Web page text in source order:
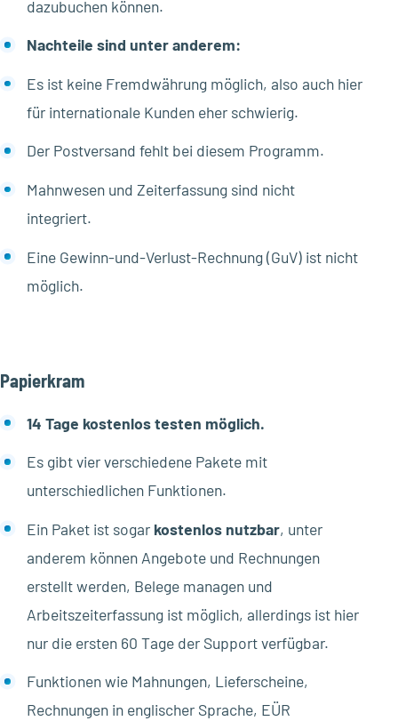
dazubuchen können.
Nachteile sind unter anderem:
Es ist keine Fremdwährung möglich, also auch hier
für internationale Kunden eher schwierig.
Der Postversand fehlt bei diesem Programm.
Mahnwesen und Zeiterfassung sind nicht
integriert.
Eine Gewinn-und-Verlust-Rechnung (GuV) ist nicht
möglich.
Papierkram
14 Tage kostenlos testen möglich.
Es gibt vier verschiedene Pakete mit
unterschiedlichen Funktionen.
Ein Paket ist sogar kostenlos nutzbar, unter
anderem können Angebote und Rechnungen
erstellt werden, Belege managen und
Arbeitszeiterfassung ist möglich, allerdings ist hier
nur die ersten 60 Tage der Support verfügbar.
Funktionen wie Mahnungen, Lieferscheine,
Rechnungen in englischer Sprache, EÜR